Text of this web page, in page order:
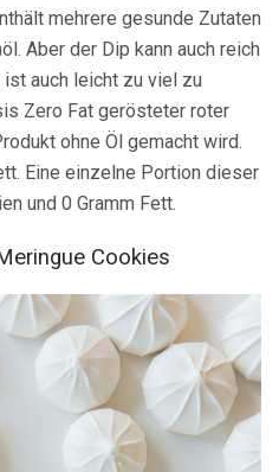
mehrere gesunde Zutaten
Aber der Dip kann auch reich
auch leicht zu viel zu
Zero Fat gerösteter roter
ohne Öl gemacht wird.
Eine einzelne Portion dieser
und 0 Gramm Fett.
Cookies